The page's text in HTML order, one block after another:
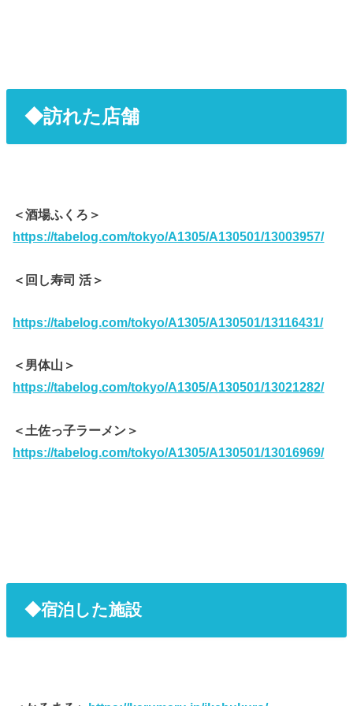
◆訪れた店舗
＜酒場ふくろ＞
https://tabelog.com/tokyo/A1305/A130501/13003957/
＜回し寿司 活＞
https://tabelog.com/tokyo/A1305/A130501/13116431/
＜男体山＞
https://tabelog.com/tokyo/A1305/A130501/13021282/
＜土佐っ子ラーメン＞
https://tabelog.com/tokyo/A1305/A130501/13016969/
◆宿泊した施設